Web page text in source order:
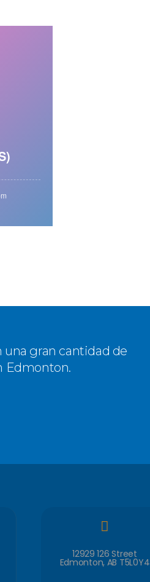
una gran cantidad de
Edmonton.
12929 126 Street
Edmonton, AB T5L0Y4